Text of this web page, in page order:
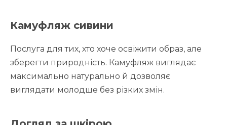
Камуфляж сивини
Послуга для тих, хто хоче освіжити образ, але
зберегти природність. Камуфляж виглядає
максимально натурально й дозволяє
виглядати молодше без різких змін.